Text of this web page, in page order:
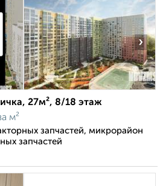
›
27м², 8/18 этаж
м²
запчастей, микрорайон
запчастей